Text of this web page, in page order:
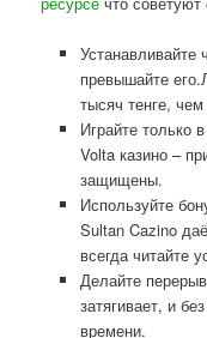
Устанавливайте
превышайте
тысяч тенге,
Играйте только
Volta казино –
защищены.
Используйте
Sultan Cazino
всегда читайте
Делайте
затягивает, и
времени.